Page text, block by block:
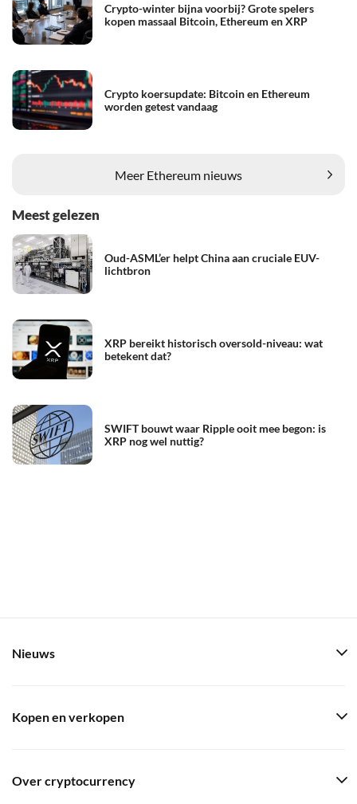
Crypto-winter bijna voorbij? Grote spelers
kopen massaal Bitcoin, Ethereum en XRP
Crypto koersupdate: Bitcoin en Ethereum
worden getest vandaag
Meer Ethereum nieuws
Meest gelezen
Oud-ASML’er helpt China aan cruciale EUV-
lichtbron
XRP bereikt historisch oversold-niveau: wat
betekent dat?
SWIFT bouwt waar Ripple ooit mee begon: is
XRP nog wel nuttig?
Nieuws
Kopen en verkopen
Over cryptocurrency